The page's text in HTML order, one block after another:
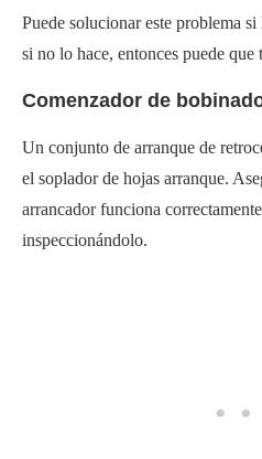
Puede solucionar este problema
si no lo hace, entonces puede que
Comenzador de
Un conjunto de arranque de
el soplador de hojas arranque.
arrancador funciona
inspeccionándolo.